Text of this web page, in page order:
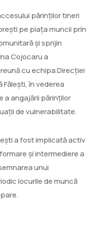
părinților tineri
pe piața muncii prin
și sprijin
Cojocaru a
cu echipa Direcției
în vederea
a angajării părinților
de vulnerabilitate.
a fost implicată activ
și intermediere a
unui
locurile de muncă